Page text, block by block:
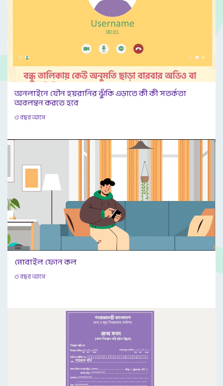
অনলাইনে যৌন হয়রানির ঝুঁকি এড়াতে কী কী সতর্কতা
অবলম্বন করতে হবে
৩ বছর আগে
মোবাইল ফোন কল
৩ বছর আগে